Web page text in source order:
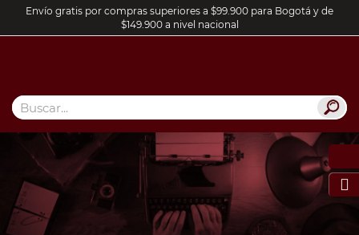
Envío gratis por compras superiores a $99.900 para Bogotá y de
$149.900 a nivel nacional
